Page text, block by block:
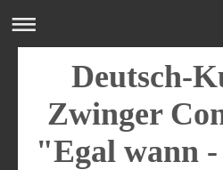
Deutsch-
Zwinger
"Egal wann